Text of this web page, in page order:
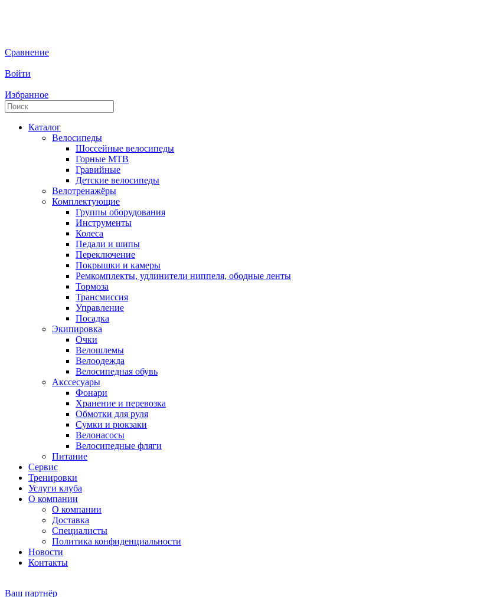
Сравнение
Войти
Избранное
Каталог
Велосипеды
Шоссейные велосипеды
Горные МTB
Гравийные
Детские велосипеды
Велотренажёры
Комплектующие
Группы оборудования
Инструменты
Колеса
Педали и шипы
Переключение
Покрышки и камеры
Ремкомплекты, удлинители ниппеля, ободные ленты
Тормоза
Трансмиссия
Управление
Посадка
Экипировка
Очки
Велошлемы
Велоодежда
Велосипедная обувь
Акссесуары
Фонари
Хранение и перевозка
Обмотки для руля
Сумки и рюкзаки
Велонасосы
Велосипедные фляги
Питание
Сервис
Тренировки
Услуги клуба
О компании
О компании
Доставка
Специалисты
Политика конфиденциальности
Новости
Контакты
Ваш партнёр